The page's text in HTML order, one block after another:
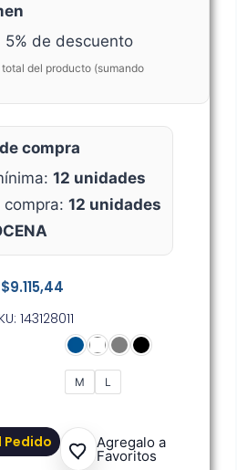
$9.115,44
143128011
M L
Pedido Agregalo a
Favoritos
de descuento
del producto (sumando
compra
12 unidades
12 unidades